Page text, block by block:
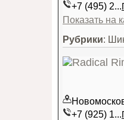
+7 (495) 2...
Показать на
Рубрики:
+7 (925) 1...